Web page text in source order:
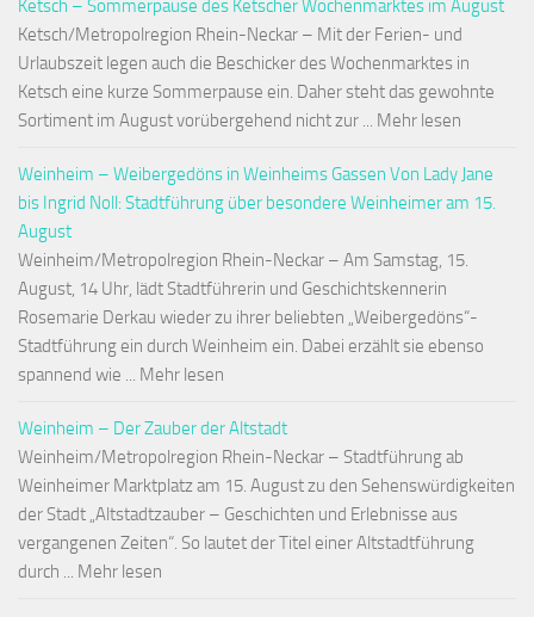
Ketsch – Sommerpause des Ketscher Wochenmarktes im August
Ketsch/Metropolregion Rhein-Neckar – Mit der Ferien- und
Urlaubszeit legen auch die Beschicker des Wochenmarktes in
Ketsch eine kurze Sommerpause ein. Daher steht das gewohnte
Sortiment im August vorübergehend nicht zur ... Mehr lesen
Weinheim – Weibergedöns in Weinheims Gassen Von Lady Jane
bis Ingrid Noll: Stadtführung über besondere Weinheimer am 15.
August
Weinheim/Metropolregion Rhein-Neckar – Am Samstag, 15.
August, 14 Uhr, lädt Stadtführerin und Geschichtskennerin
Rosemarie Derkau wieder zu ihrer beliebten „Weibergedöns“-
Stadtführung ein durch Weinheim ein. Dabei erzählt sie ebenso
spannend wie ... Mehr lesen
Weinheim – Der Zauber der Altstadt
Weinheim/Metropolregion Rhein-Neckar – Stadtführung ab
Weinheimer Marktplatz am 15. August zu den Sehenswürdigkeiten
der Stadt „Altstadtzauber – Geschichten und Erlebnisse aus
vergangenen Zeiten“. So lautet der Titel einer Altstadtführung
durch ... Mehr lesen